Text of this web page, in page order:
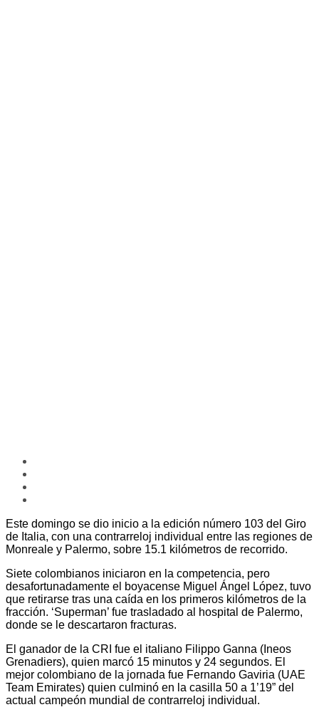
Este domingo se dio inicio a la edición número 103 del Giro
de Italia, con una contrarreloj individual entre las regiones de
Monreale y Palermo, sobre 15.1 kilómetros de recorrido.
Siete colombianos iniciaron en la competencia, pero
desafortunadamente el boyacense Miguel Ángel López, tuvo
que retirarse tras una caída en los primeros kilómetros de la
fracción. ‘Superman’ fue trasladado al hospital de Palermo,
donde se le descartaron fracturas.
El ganador de la CRI fue el italiano Filippo Ganna (Ineos
Grenadiers), quien marcó 15 minutos y 24 segundos. El
mejor colombiano de la jornada fue Fernando Gaviria (UAE
Team Emirates) quien culminó en la casilla 50 a 1’19” del
actual campeón mundial de contrarreloj individual.